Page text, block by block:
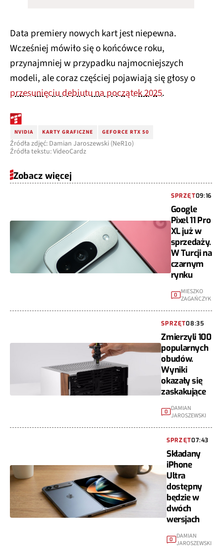
Data premiery nowych kart jest niepewna.
Wcześniej mówiło się o końcówce roku,
przynajmniej w przypadku najmocniejszych
modeli, ale coraz częściej pojawiają się głosy o
przesunięciu debiutu na początek 2025.
NVIDIA KARTY GRAFICZNE GEFORCE RTX 50
Źródła zdjęć: Damian Jaroszewski (NeR1o)
Źródła tekstu: VideoCardz
Zobacz więcej
SPRZĘT09:16
Google
Pixel 11 Pro
XL już w
sprzedaży.
W Turcji na
czarnym
rynku
0 MIESZKO
ZAGAŃCZYK
SPRZĘT08:35
Zmierzyli 100
popularnych
obudów.
Wyniki
okazały się
zaskakujące
0
DAMIAN
JAROSZEWSKI
SPRZĘT07:43
Składany
iPhone
Ultra
dostępny
będzie w
dwóch
wersjach
0
DAMIAN
JAROSZEWSKI